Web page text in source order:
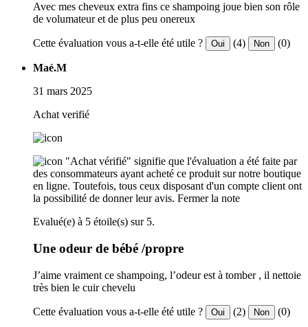
Avec mes cheveux extra fins ce shampoing joue bien son rôle
de volumateur et de plus peu onereux
Cette évaluation vous a-t-elle été utile ? Oui (4) Non (0)
Maé.M
31 mars 2025
Achat verifié
"Achat vérifié" signifie que l'évaluation a été faite par
des consommateurs ayant acheté ce produit sur notre boutique
en ligne. Toutefois, tous ceux disposant d'un compte client ont
la possibilité de donner leur avis. Fermer la note
Evalué(e) à 5 étoile(s) sur 5.
Une odeur de bébé /propre
J’aime vraiment ce shampoing, l’odeur est à tomber , il nettoie
très bien le cuir chevelu
Cette évaluation vous a-t-elle été utile ? Oui (2) Non (0)